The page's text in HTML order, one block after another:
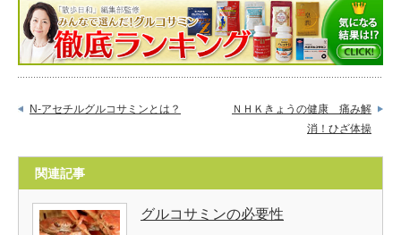
N-アセチルグルコサミンとは？
ＮＨＫきょうの健康 痛み解
消！ひざ体操
関連記事
グルコサミンの必要性